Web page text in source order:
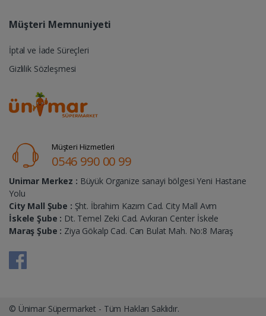
Müşteri Memnuniyeti
İptal ve İade Süreçleri
Gizlilik Sözleşmesi
Müşteri Hizmetleri
0546 990 00 99
Unimar Merkez : Büyük Organize sanayi bölgesi Yeni Hastane
Yolu
City Mall Şube : Şht. İbrahim Kazım Cad. City Mall Avm
İskele Şube : Dt. Temel Zeki Cad. Avkıran Center İskele
Maraş Şube : Ziya Gökalp Cad. Can Bulat Mah. No:8 Maraş
© Ünimar Süpermarket - Tüm Hakları Saklıdır.